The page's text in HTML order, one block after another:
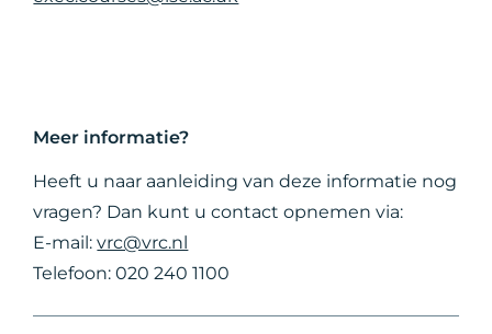
Meer informatie?
Heeft u naar aanleiding van deze informatie nog
vragen? Dan kunt u contact opnemen via:
E-mail:vrc@vrc.nl
Telefoon: 020 240 1100